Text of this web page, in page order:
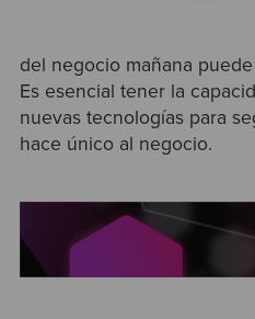
del negocio mañana
Es esencial tener la
nuevas tecnologías para
hace único al negocio.